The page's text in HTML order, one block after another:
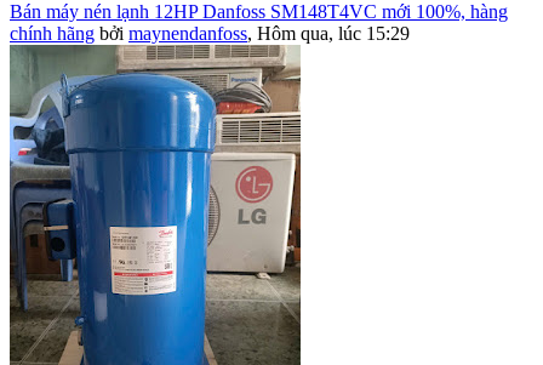
Bán máy nén lạnh 12HP Danfoss SM148T4VC mới 100%, hàng
chính hãng bởi maynendanfoss, Hôm qua, lúc 15:29